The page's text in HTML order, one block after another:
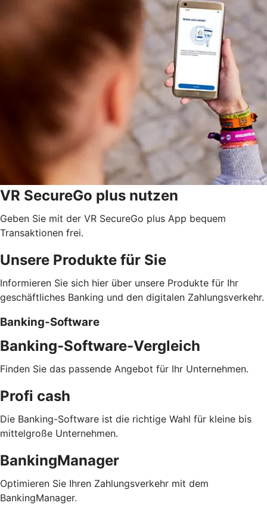
VR SecureGo plus nutzen
Geben Sie mit der VR SecureGo plus App bequem
Transaktionen frei.
Unsere Produkte für Sie
Informieren Sie sich hier über unsere Produkte für Ihr
geschäftliches Banking und den digitalen Zahlungsverkehr.
Banking-Software
Banking-Software-Vergleich
Finden Sie das passende Angebot für Ihr Unternehmen.
Profi cash
Die Banking-Software ist die richtige Wahl für kleine bis
mittelgroße Unternehmen.
BankingManager
Optimieren Sie Ihren Zahlungsverkehr mit dem
BankingManager.